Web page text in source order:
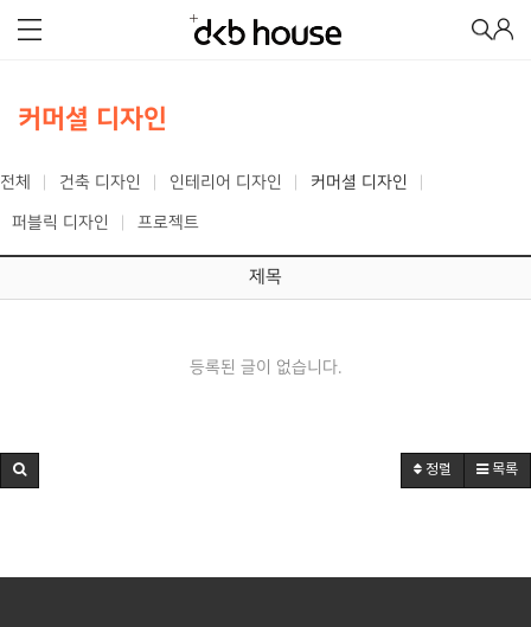
커머셜 디자인
전체 건축 디자인 인테리어 디자인 커머셜 디자인
퍼블릭 디자인 프로젝트
제목
등록된 글이 없습니다.
정렬 목록